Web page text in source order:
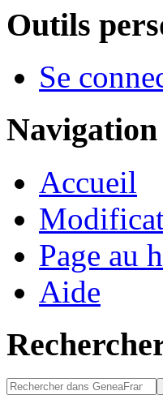
Outils
Se
Navigation
Accueil
Page au
Aide